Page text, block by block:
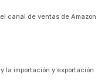
canal de ventas de Amazon
la importación y exportación